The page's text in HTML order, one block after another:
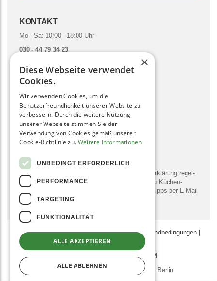
KONTAKT
Mo - Sa: 10:00 - 18:00 Uhr
030 - 44 79 34 23
zum Kontaktformular
SOCIAL MEDIA
NEWSLETTER
Daten­schutz­erklärung regel­
mäßig und jederzeit wider­ruflich Infor­mationen zu Küchen­
geräten, -utensilien, Rezepten und Zu­bereitungs­tipps per E-Mail
AGB|Datenschutz­erklärung|Zahlungs- & Versand­bedingungen|
Impressum
JOBS
AFFILIATE-PROGRAMM
© 2011 - 2026 Grüne Smoothies GmbH, Berlin
×
Diese Webseite verwendet
Cookies.
Wir verwenden Cookies, um die
Benutzerfreundlichkeit unserer Website zu
verbessern. Durch die weitere Nutzung
unserer Webseite stimmen Sie der
Verwendung von Cookies gemäß unserer
Cookie-Richtlinie zu. Weitere Informationen
UNBEDINGT ERFORDERLICH
PERFORMANCE
TARGETING
FUNKTIONALITÄT
ALLE AKZEPTIEREN
ALLE ABLEHNEN